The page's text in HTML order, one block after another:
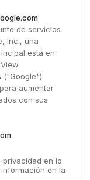
de servicios
Inc., una
está en
("Google").
aumentar
con sus
privacidad en lo
en la